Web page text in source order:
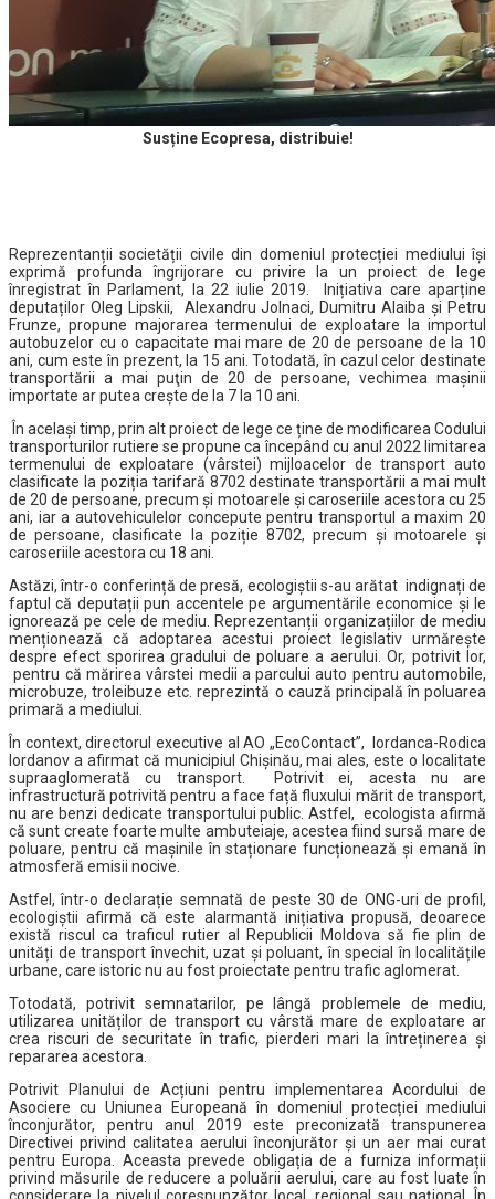
Susține Ecopresa, distribuie!
Reprezentanții societății civile din domeniul protecției mediului își
exprimă profunda îngrijorare cu privire la un proiect de lege
înregistrat în Parlament, la 22 iulie 2019. Inițiativa care aparține
deputaților Oleg Lipskii, Alexandru Jolnaci, Dumitru Alaiba şi Petru
Frunze, propune majorarea termenului de exploatare la importul
autobuzelor cu o capacitate mai mare de 20 de persoane de la 10
ani, cum este în prezent, la 15 ani. Totodată, în cazul celor destinate
transportării a mai puţin de 20 de persoane, vechimea maşinii
importate ar putea crește de la 7 la 10 ani.
În același timp, prin alt proiect de lege ce ține de modificarea Codului
transporturilor rutiere se propune ca începând cu anul 2022 limitarea
termenului de exploatare (vârstei) mijloacelor de transport auto
clasificate la poziția tarifară 8702 destinate transportării a mai mult
de 20 de persoane, precum și motoarele și caroseriile acestora cu 25
ani, iar a autovehiculelor concepute pentru transportul a maxim 20
de persoane, clasificate la poziție 8702, precum și motoarele și
caroseriile acestora cu 18 ani.
Astăzi, într-o conferință de presă, ecologiștii s-au arătat indignați de
faptul că deputații pun accentele pe argumentările economice și le
ignorează pe cele de mediu. Reprezentanții organizațiilor de mediu
menționează că adoptarea acestui proiect legislativ urmărește
despre efect sporirea gradului de poluare a aerului. Or, potrivit lor,
pentru că mărirea vârstei medii a parcului auto pentru automobile,
microbuze, troleibuze etc. reprezintă o cauză principală în poluarea
primară a mediului.
În context, directorul executive al AO „EcoContact”, Iordanca-Rodica
Iordanov a afirmat că municipiul Chișinău, mai ales, este o localitate
supraaglomerată cu transport. Potrivit ei, acesta nu are
infrastructură potrivită pentru a face față fluxului mărit de transport,
nu are benzi dedicate transportului public. Astfel, ecologista afirmă
că sunt create foarte multe ambuteiaje, acestea fiind sursă mare de
poluare, pentru că mașinile în staționare funcționează și emană în
atmosferă emisii nocive.
Astfel, într-o declarație semnată de peste 30 de ONG-uri de profil,
ecologiștii afirmă că este alarmantă inițiativa propusă, deoarece
există riscul ca traficul rutier al Republicii Moldova să fie plin de
unități de transport învechit, uzat și poluant, în special în localitățile
urbane, care istoric nu au fost proiectate pentru trafic aglomerat.
Totodată, potrivit semnatarilor, pe lângă problemele de mediu,
utilizarea unităților de transport cu vârstă mare de exploatare ar
crea riscuri de securitate în trafic, pierderi mari la întreținerea și
repararea acestora.
Potrivit Planului de Acțiuni pentru implementarea Acordului de
Asociere cu Uniunea Europeană în domeniul protecției mediului
înconjurător, pentru anul 2019 este preconizată transpunerea
Directivei privind calitatea aerului înconjurător și un aer mai curat
pentru Europa. Aceasta prevede obligația de a furniza informații
privind măsurile de reducere a poluării aerului, care au fost luate în